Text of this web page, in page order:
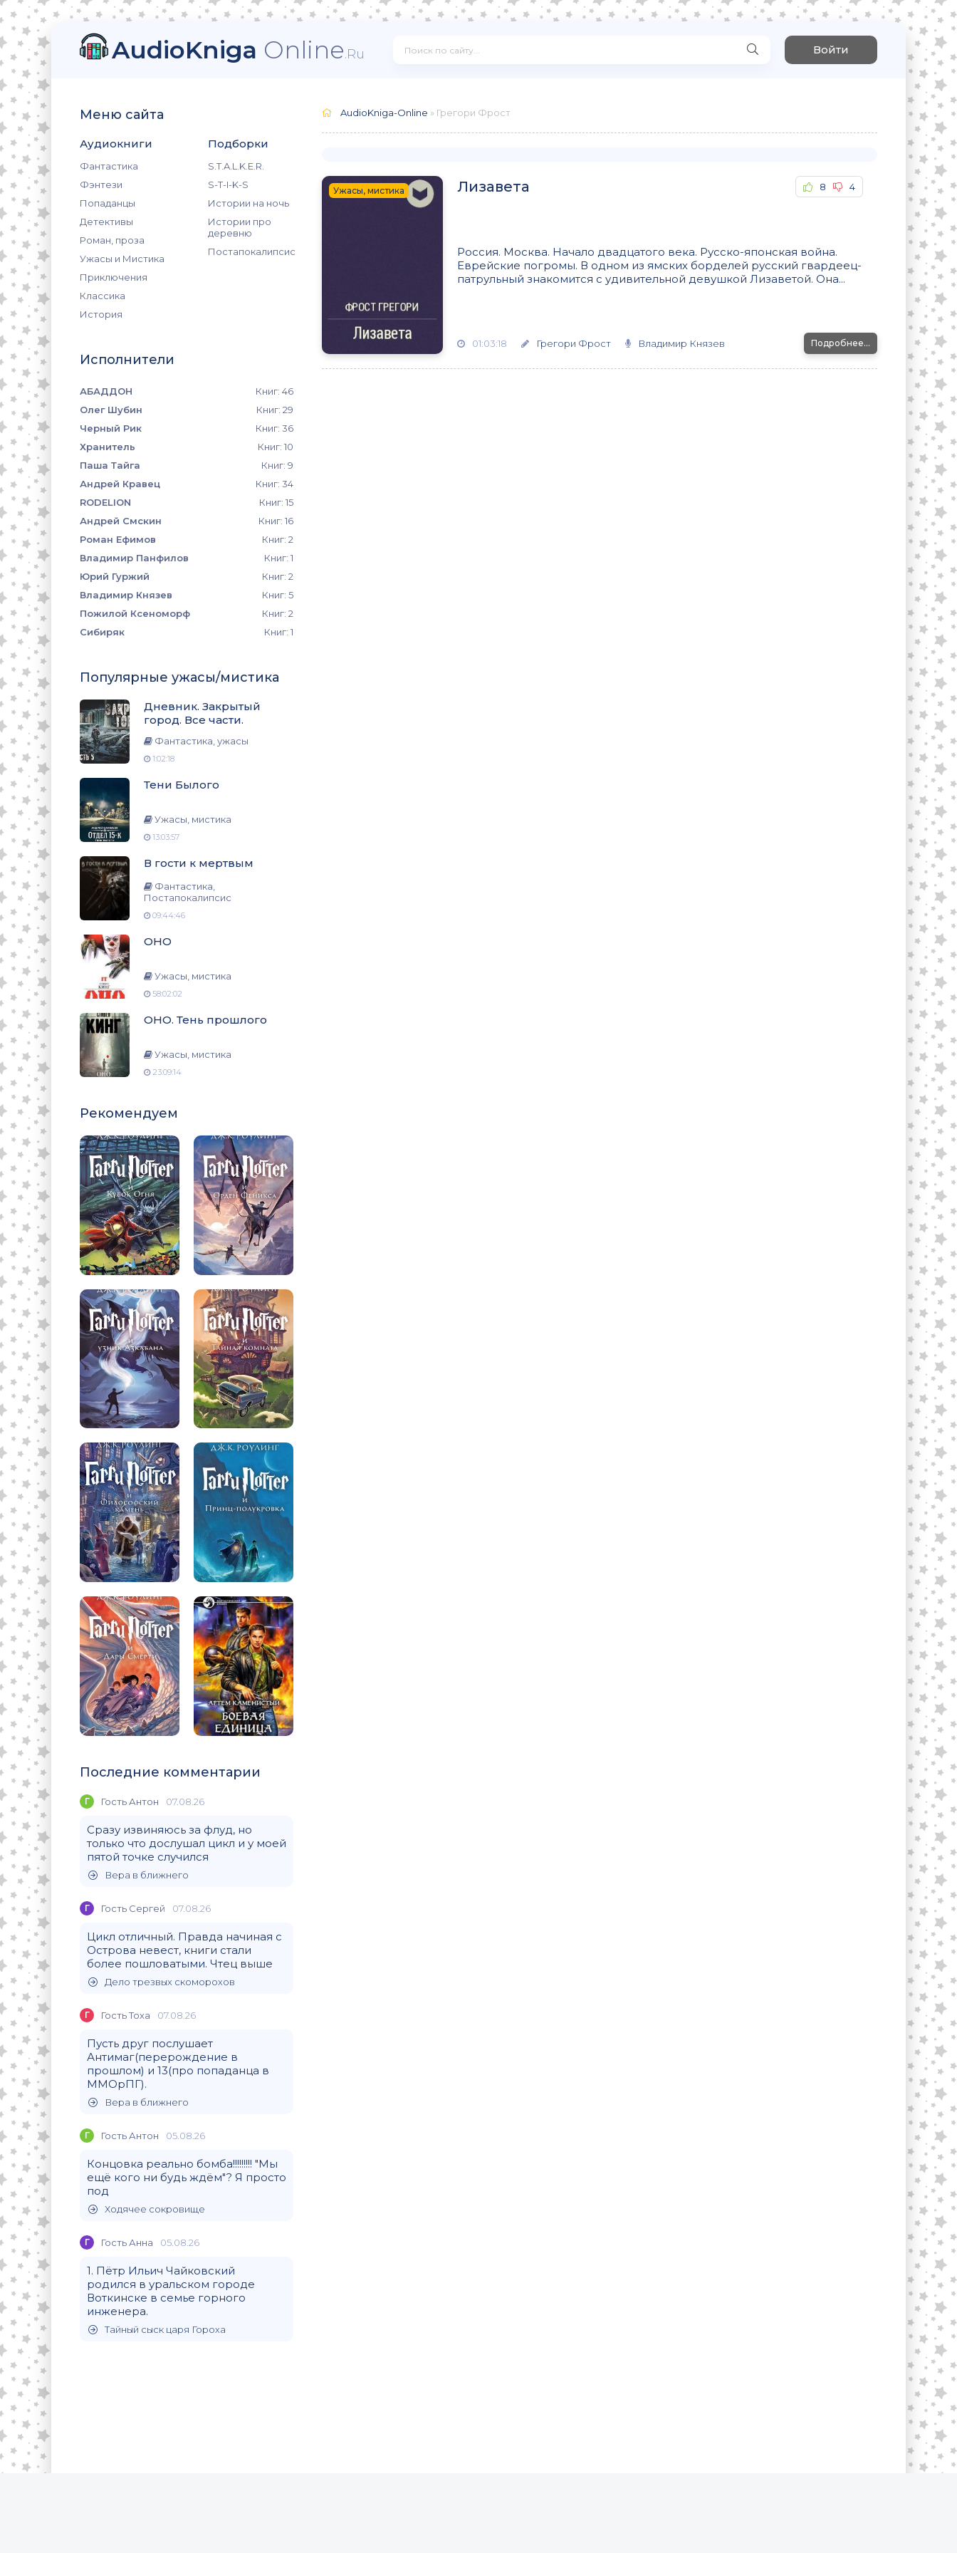
AudioKniga Online.Ru Войти
Меню сайта
Аудиокниги
Фантастика
Фэнтези
Попаданцы
Детективы
Роман, проза
Ужасы и Мистика
Приключения
Классика
История
Подборки
S.T.A.L.K.E.R.
S-T-I-K-S
Истории на ночь
Истории про
деревню
Постапокалипсис
Исполнители
АБАДДОН
Книг: 46
Олег Шубин
Книг: 29
Черный Рик
Книг: 36
Хранитель
Книг: 10
Паша Тайга
Книг: 9
Андрей Кравец
Книг: 34
RODELION
Книг: 15
Андрей Смскин
Книг: 16
Роман Ефимов
Книг: 2
Владимир Панфилов
Книг: 1
Юрий Гуржий
Книг: 2
Владимир Князев
Книг: 5
Пожилой Ксеноморф
Книг: 2
Сибиряк
Книг: 1
Популярные ужасы/мистика
Дневник. Закрытый
город. Все части.
Фантастика, ужасы
1:02:18
Тени Былого
Ужасы, мистика
13:03:57
В гости к мертвым
Фантастика,
Постапокалипсис
09:44:46
ОНО
Ужасы, мистика
58:02:02
ОНО. Тень прошлого
Ужасы, мистика
23:09:14
Рекомендуем
Последние комментарии
Г Гость Антон 07.08.26
Сразу извиняюсь за флуд, но
только что дослушал цикл и у моей
пятой точке случился
Вера в ближнего
Г Гость Сергей 07.08.26
Цикл отличный. Правда начиная с
Острова невест, книги стали
более пошловатыми. Чтец выше
Дело трезвых скоморохов
Г Гость Тоха 07.08.26
Пусть друг послушает
Антимаг(перерождение в
прошлом) и 13(про попаданца в
ММОрПГ).
Вера в ближнего
Г Гость Антон 05.08.26
Концовка реально бомба!!!!!!!!! "Мы
ещё кого ни будь ждём"? Я просто
под
Ходячее сокровище
Г Гость Анна 05.08.26
1. Пётр Ильич Чайковский
родился в уральском городе
Воткинске в семье горного
инженера.
Тайный сыск царя Гороха
AudioKniga-Online » Грегори Фрост
Ужасы, мистика Лизавета 8 4
Россия. Москва. Начало двадцатого века. Русско-японская война.
Еврейские погромы. В одном из ямских борделей русский гвардеец-
патрульный знакомится с удивительной девушкой Лизаветой. Она...
01:03:18 Грегори Фрост Владимир Князев Подробнее...